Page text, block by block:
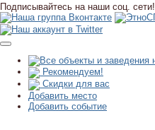
Подписывайтесь на наши соц. сети!
Рекомендуем!
Скидки для вас
Добавить место
Добавить событие